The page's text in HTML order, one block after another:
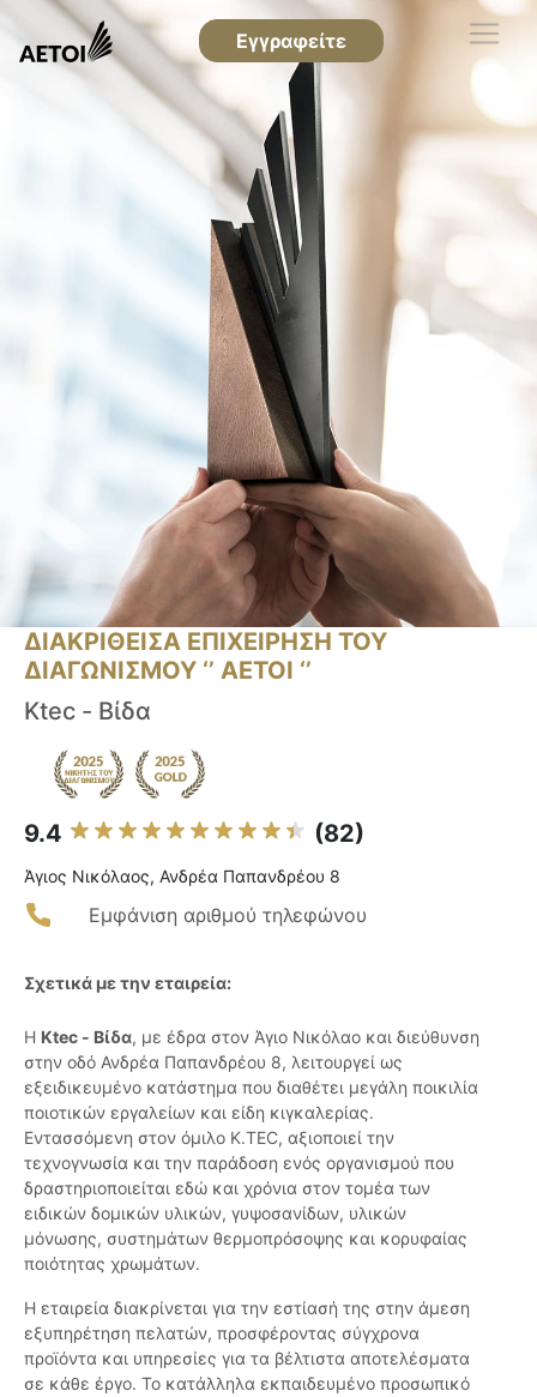
Εγγραφείτε
ΔΙΑΚΡΙΘΕΙΣΑ ΕΠΙΧΕΙΡΗΣΗ ΤΟΥ
ΔΙΑΓΩΝΙΣΜΟΥ ‘’ ΑΕΤΟΙ ‘’
Ktec - Βίδα
9.4 (82)
Άγιος Νικόλαος, Ανδρέα Παπανδρέου 8
Εμφάνιση αριθμού τηλεφώνου
Σχετικά με την εταιρεία:
Η Ktec - Βίδα, με έδρα στον Άγιο Νικόλαο και διεύθυνση
στην οδό Ανδρέα Παπανδρέου 8, λειτουργεί ως
εξειδικευμένο κατάστημα που διαθέτει μεγάλη ποικιλία
ποιοτικών εργαλείων και είδη κιγκαλερίας.
Εντασσόμενη στον όμιλο K.TEC, αξιοποιεί την
τεχνογνωσία και την παράδοση ενός οργανισμού που
δραστηριοποιείται εδώ και χρόνια στον τομέα των
ειδικών δομικών υλικών, γυψοσανίδων, υλικών
μόνωσης, συστημάτων θερμοπρόσοψης και κορυφαίας
ποιότητας χρωμάτων.
Η εταιρεία διακρίνεται για την εστίασή της στην άμεση
εξυπηρέτηση πελατών, προσφέροντας σύγχρονα
προϊόντα και υπηρεσίες για τα βέλτιστα αποτελέσματα
σε κάθε έργο. Το κατάλληλα εκπαιδευμένο προσωπικό